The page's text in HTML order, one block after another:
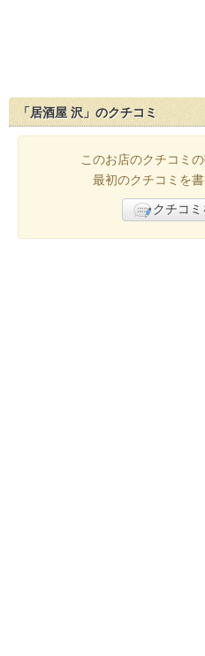
「居酒屋 沢」のクチコミ
このお店のクチコミ
最初のクチコミを
クチコ